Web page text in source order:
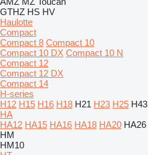
GTHZ HS HV
Haulotte
Compact
Compact 8 Compact 10
Compact 10 DX Compact 10 N
Compact 12
Compact 12 DX
Compact 14
H-series
H12 H15 H16 H18 H21 H23 H25 H43
HA
HA12 HA15 HA16 HA18 HA20 HA26
HM
HM10